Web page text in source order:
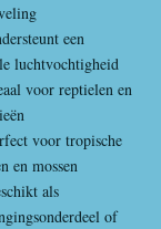
een
luchtvochtigheid
voor reptielen en
voor tropische
en mossen
als
of